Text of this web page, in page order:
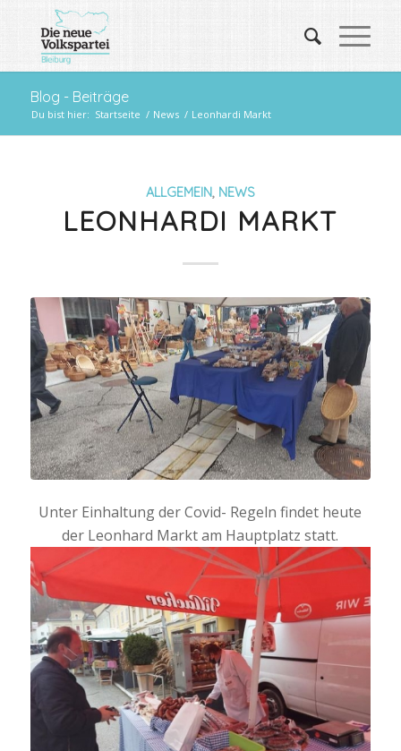
Blog - Beiträge
Du bist hier: Startseite / News / Leonhardi Markt
ALLGEMEIN, NEWS
LEONHARDI MARKT
Unter Einhaltung der Covid- Regeln findet heute
der Leonhard Markt am Hauptplatz statt.